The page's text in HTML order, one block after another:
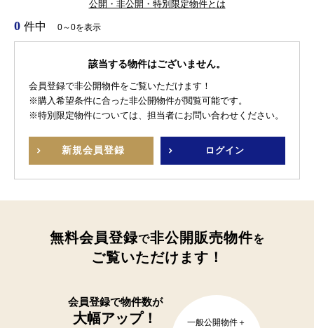
公開・非公開・特別限定物件とは
0 件中 0～0を表示
該当する物件はございません。
会員登録で非公開物件をご覧いただけます！
※購入希望条件に合った非公開物件が閲覧可能です。
※特別限定物件については、担当者にお問い合わせください。
新規会員登録 ログイン
無料会員登録で非公開販売物件を
ご覧いただけます！
会員登録で物件数が
大幅アップ！
一般公開物件＋